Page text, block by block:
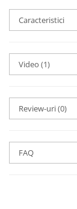
un plus
ostentative.
perfect
Caracteristici
Video (1)
Review-uri(0)
FAQ